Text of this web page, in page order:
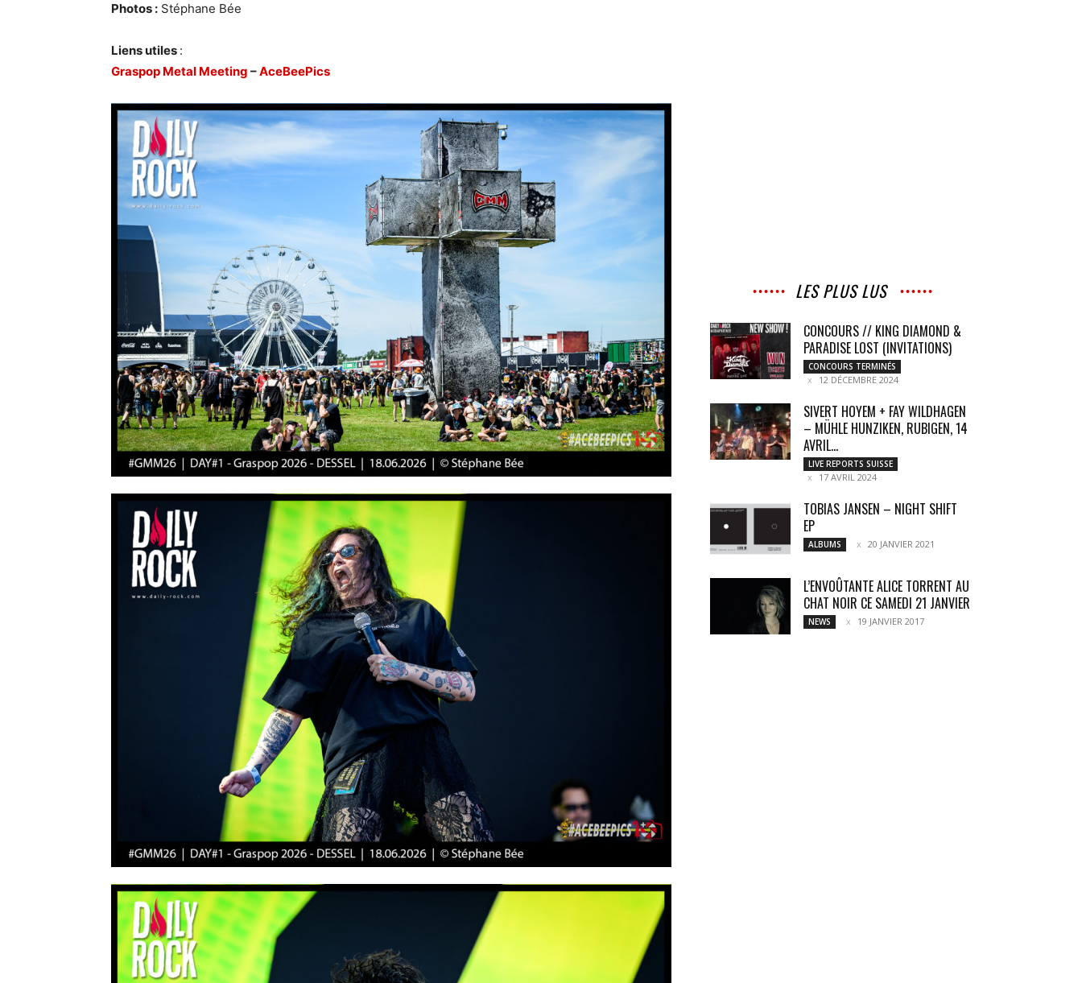
Photos : Stéphane Bée
Liens utiles :
Graspop Metal Meeting –AceBeePics
LES PLUS LUS
CONCOURS // KING DIAMOND &
PARADISE LOST (INVITATIONS)
CONCOURS TERMINÉS
12 DÉCEMBRE 2024
SIVERT HOYEM + FAY WILDHAGEN
– MÜHLE HUNZIKEN, RUBIGEN, 14
AVRIL...
LIVE REPORTS SUISSE
17 AVRIL 2024
TOBIAS JANSEN – NIGHT SHIFT
EP
ALBUMS 20 JANVIER 2021
L’ENVOÛTANTE ALICE TORRENT AU
CHAT NOIR CE SAMEDI 21 JANVIER
NEWS 19 JANVIER 2017